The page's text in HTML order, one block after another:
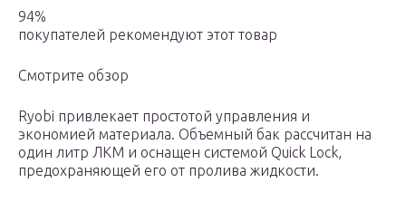
94%
покупателей рекомендуют этот товар
Смотрите обзор
Ryobi привлекает простотой управления и
экономией материала. Объемный бак рассчитан на
один литр ЛКМ и оснащен системой Quick Lock,
предохраняющей его от пролива жидкости.